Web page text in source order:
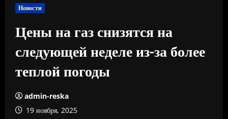
Новости
Цены на газ снизятся на
следующей неделе из-за более
теплой погоды
admin-reska
19 ноября, 2025